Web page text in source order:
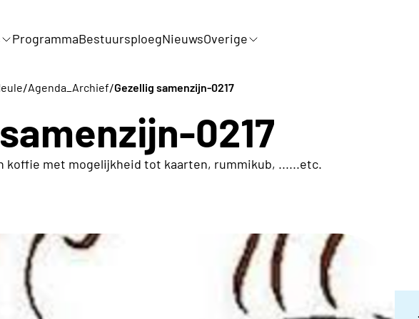
ProgrammaBestuursploegNieuwsOverige
/Agenda_Archief/Gezellig samenzijn-0217
0217
koffie met mogelijkheid tot kaarten, rummikub, ......etc.